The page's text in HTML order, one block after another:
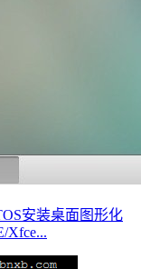
安装桌面图形化
Xfce...